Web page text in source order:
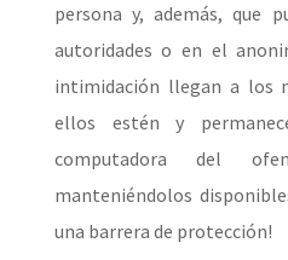
persona y, además, que
autoridades o en el
intimidación llegan a los
ellos estén y
computadora del
manteniéndolos
una barrera de protección!